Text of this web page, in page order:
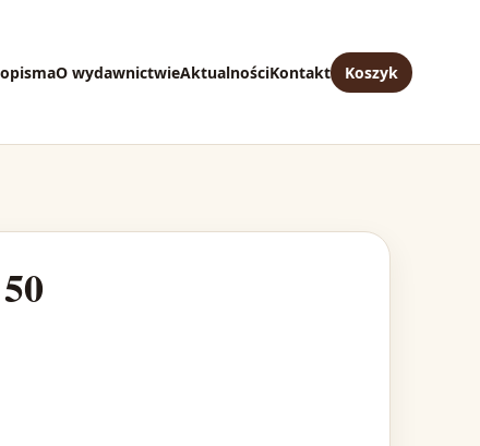
O wydawnictwieAktualnościKontakt Koszyk